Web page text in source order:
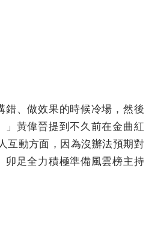
錯、做效果的時候冷場，然後
黃偉晉提到不久前在金曲紅
互動方面，因為沒辦法預期對
卯足全力積極準備風雲榜主持